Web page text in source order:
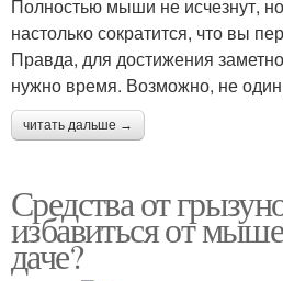
Полностью мыши не исчезнут,
настолько сократится, что вы
Правда, для достижения
нужно время. Возможно, не
читать дальше →
Средства от
избавиться от
даче?